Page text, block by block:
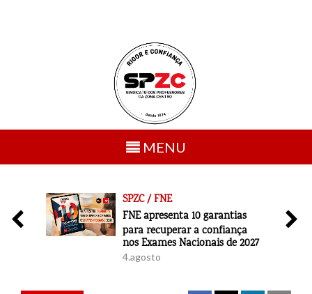
Toggle
navigation
MENU
SPZC / FNE
FNE apresenta 10 garantias
para recuperar a confiança
nos Exames Nacionais de 2027
4.agosto